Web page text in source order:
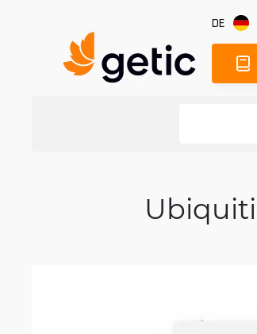
DE